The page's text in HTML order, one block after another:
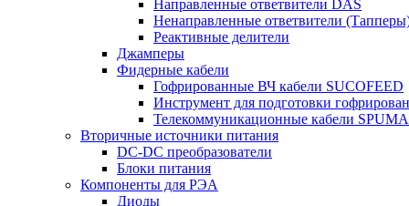
Направленные ответвители DAS
Ненаправленные ответвители
Реактивные делители
Джамперы
Фидерные кабели
Гофрированные ВЧ кабели SUCOFEED
Инструмент для подготовки
Телекоммуникационные кабели SPUMA
Вторичные источники питания
DC-DC преобразователи
Блоки питания
Компоненты для РЭА
Диоды